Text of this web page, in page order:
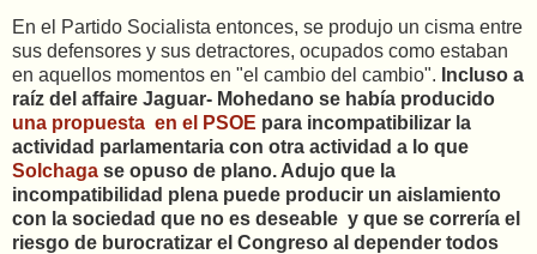
En el Partido Socialista entonces, se produjo un cisma entre
sus defensores y sus detractores, ocupados como estaban
en aquellos momentos en "el cambio del cambio". Incluso a
raíz del affaire Jaguar- Mohedano se había producido
una propuesta en el PSOE para incompatibilizar la
actividad parlamentaria con otra actividad a lo que
Solchaga se opuso de plano. Adujo que la
incompatibilidad plena puede producir un aislamiento
con la sociedad que no es deseable y que se correría el
riesgo de burocratizar el Congreso al depender todos